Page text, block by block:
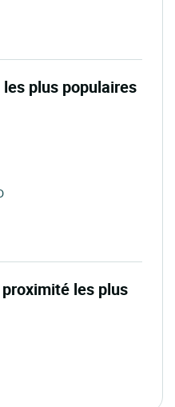
plus populaires
les plus